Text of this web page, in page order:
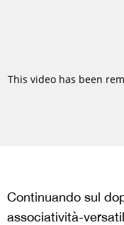
Continuando sul
associatività-